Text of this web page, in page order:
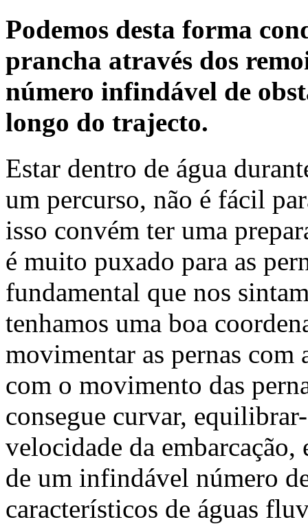
Podemos desta forma
prancha através dos
número infindável de
longo do trajecto.
Estar dentro de água
um percurso, não é fácil
isso convém ter uma
é muito puxado para as
fundamental que nos
tenhamos uma boa
movimentar as pernas com
com o movimento das
consegue curvar,
velocidade da
de um infindável número
característicos de águas